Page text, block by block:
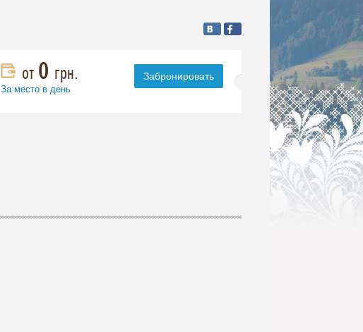
от 0 грн.
За место в день
Забронировать